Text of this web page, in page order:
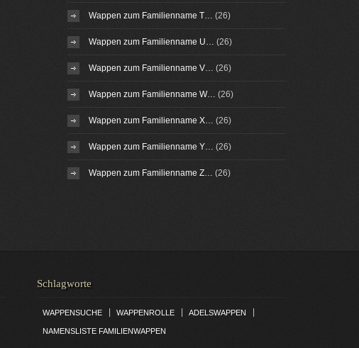
Wappen zum Familienname T… (26)
Wappen zum Familienname U… (26)
Wappen zum Familienname V… (26)
Wappen zum Familienname W… (26)
Wappen zum Familienname X… (26)
Wappen zum Familienname Y… (26)
Wappen zum Familienname Z… (26)
Schlagworte
WAPPENSUCHE WAPPENROLLE ADELSWAPPEN
NAMENSLISTE FAMILIENWAPPEN